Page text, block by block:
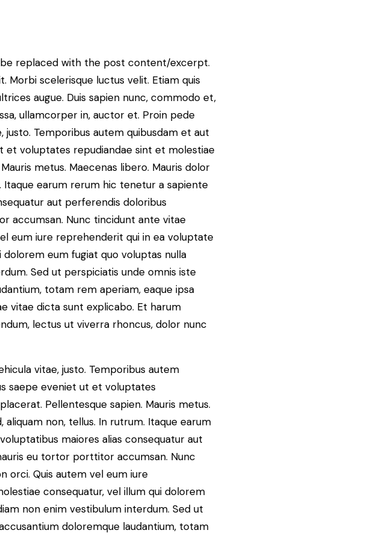
replaced with the post content/excerpt.
scelerisque luctus velit. Etiam quis
augue. Duis sapien nunc, commodo et,
ullamcorper in, auctor et. Proin pede
Temporibus autem quibusdam et aut
et voluptates repudiandae sint et molestiae
metus. Maecenas libero. Mauris dolor
Itaque earum rerum hic tenetur a sapiente
aut perferendis doloribus
accumsan. Nunc tincidunt ante vitae
eum iure reprehenderit qui in ea voluptate
eum fugiat quo voluptas nulla
Sed ut perspiciatis unde omnis iste
totam rem aperiam, eaque ipsa
vitae dicta sunt explicabo. Et harum
lectus ut viverra rhoncus, dolor nunc
vitae, justo. Temporibus autem
saepe eveniet ut et voluptates
Pellentesque sapien. Mauris metus.
aliquam non, tellus. In rutrum. Itaque earum
maiores alias consequatur aut
eu tortor porttitor accumsan. Nunc
orci. Quis autem vel eum iure
consequatur, vel illum qui dolorem
non enim vestibulum interdum. Sed ut
doloremque laudantium, totam